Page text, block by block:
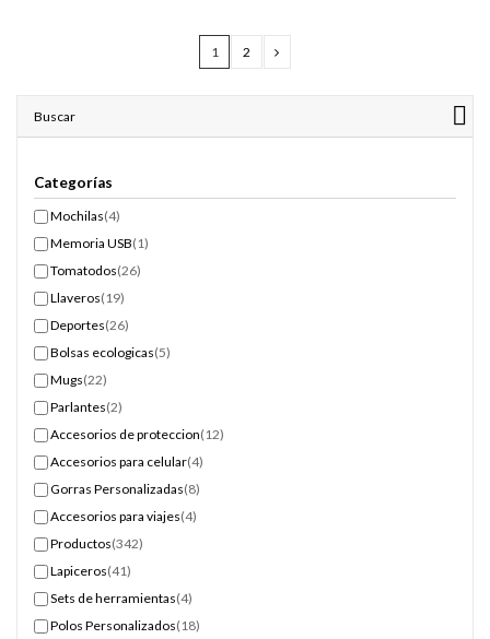
1 2
Buscar
Categorías
Mochilas(4)
Memoria USB(1)
Tomatodos(26)
Llaveros(19)
Deportes(26)
Bolsas ecologicas(5)
Mugs(22)
Parlantes(2)
Accesorios de proteccion(12)
Accesorios para celular(4)
Gorras Personalizadas(8)
Accesorios para viajes(4)
Productos(342)
Lapiceros(41)
Sets de herramientas(4)
Polos Personalizados(18)